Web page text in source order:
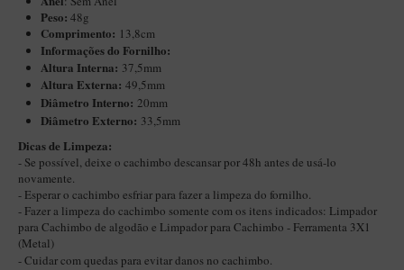
Churchwarden
Fiore
Giovanni
Jateado
Luiggi
Montana
Mouton
New Rose
New Rose Polido
Peso: 48g
Comprimento: 13,8cm
Informações do Fornilho:
Altura Interna: 37,5mm
Altura Externa: 49,5mm
Diâmetro Interno: 20mm
Diâmetro Externo: 33,5mm
​Dicas de Limpeza:
- Se possível, deixe o cachimbo descansar por 48h antes de usá-lo
novamente.
- Esperar o cachimbo esfriar para fazer a limpeza do fornilho.
- Fazer a limpeza do cachimbo somente com os itens indicados: Limpador
para Cachimbo de algodão e Limpador para Cachimbo - Ferramenta 3X1
(Metal)
- Cuidar com quedas para evitar danos no cachimbo.